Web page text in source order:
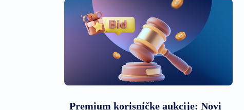
Premium korisničke aukcije: Novi